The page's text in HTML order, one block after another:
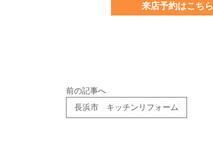
来店予約はこちら
前の記事へ
長浜市 キッチンリフォーム